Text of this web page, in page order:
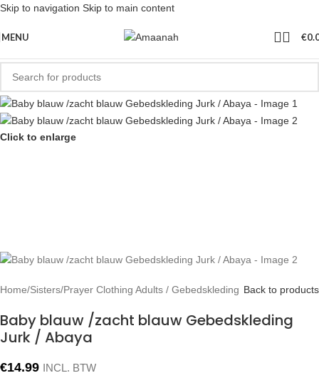
Skip to navigation Skip to main content
MENU €
Click to enlarge
Home/Sisters/Prayer Clothing Adults / Gebedskleding Back to products
Baby blauw /zacht blauw Gebedskleding
Jurk / Abaya
€14.99 INCL. BTW